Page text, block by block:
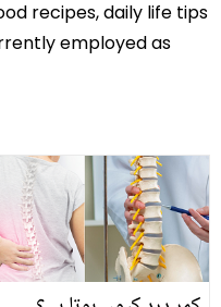
recipes, daily life tips
employed as